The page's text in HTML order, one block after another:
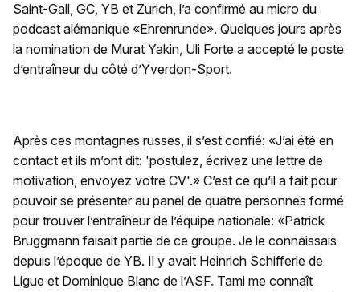
Saint-Gall, GC, YB et Zurich, l’a confirmé au micro du
podcast alémanique «Ehrenrunde». Quelques jours après
la nomination de Murat Yakin, Uli Forte a accepté le poste
d’entraîneur du côté d’Yverdon-Sport.
Après ces montagnes russes, il s’est confié: «J’ai été en
contact et ils m’ont dit: 'postulez, écrivez une lettre de
motivation, envoyez votre CV'.» C’est ce qu’il a fait pour
pouvoir se présenter au panel de quatre personnes formé
pour trouver l’entraîneur de l’équipe nationale: «Patrick
Bruggmann faisait partie de ce groupe. Je le connaissais
depuis l’époque de YB. Il y avait Heinrich Schifferle de
Ligue et Dominique Blanc de l’ASF. Tami me connaît